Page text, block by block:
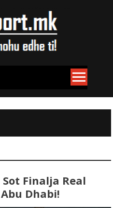
Finalja Real
Dhabi!